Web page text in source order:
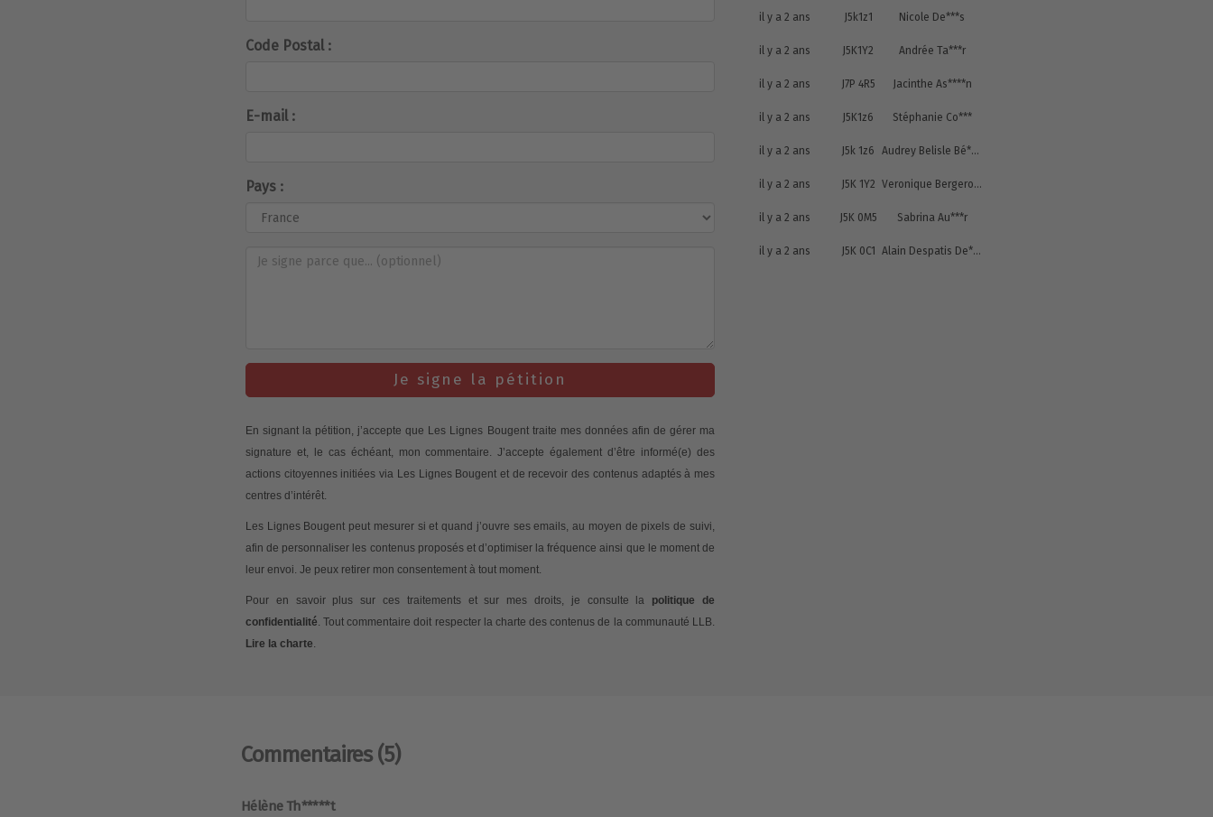
Code Postal :
E-mail :
Pays :
Je signe la pétition
En signant la pétition, j’accepte que Les Lignes Bougent traite mes données afin de gérer ma
signature et, le cas échéant, mon commentaire. J’accepte également d’être informé(e) des
actions citoyennes initiées via Les Lignes Bougent et de recevoir des contenus adaptés à mes
centres d’intérêt.
Les Lignes Bougent peut mesurer si et quand j’ouvre ses emails, au moyen de pixels de suivi,
afin de personnaliser les contenus proposés et d’optimiser la fréquence ainsi que le moment de
leur envoi. Je peux retirer mon consentement à tout moment.
Pour en savoir plus sur ces traitements et sur mes droits, je consulte la politique de
confidentialité. Tout commentaire doit respecter la charte des contenus de la communauté LLB.
Lire la charte.
il y a 2 ans J5k1z1 Nicole De***s
il y a 2 ans J5K1Y2 Andrée Ta***r
il y a 2 ans J7P 4R5 Jacinthe As****n
il y a 2 ans J5K1z6 Stéphanie Co***
il y a 2 ans J5k 1z6 Audrey Belisle Bé****e
il y a 2 ans J5K 1Y2 Veronique Bergeron Be*****n
il y a 2 ans J5K 0M5 Sabrina Au***r
il y a 2 ans J5K 0C1 Alain Despatis De*****s
Commentaires (5)
Hélène Th*****t